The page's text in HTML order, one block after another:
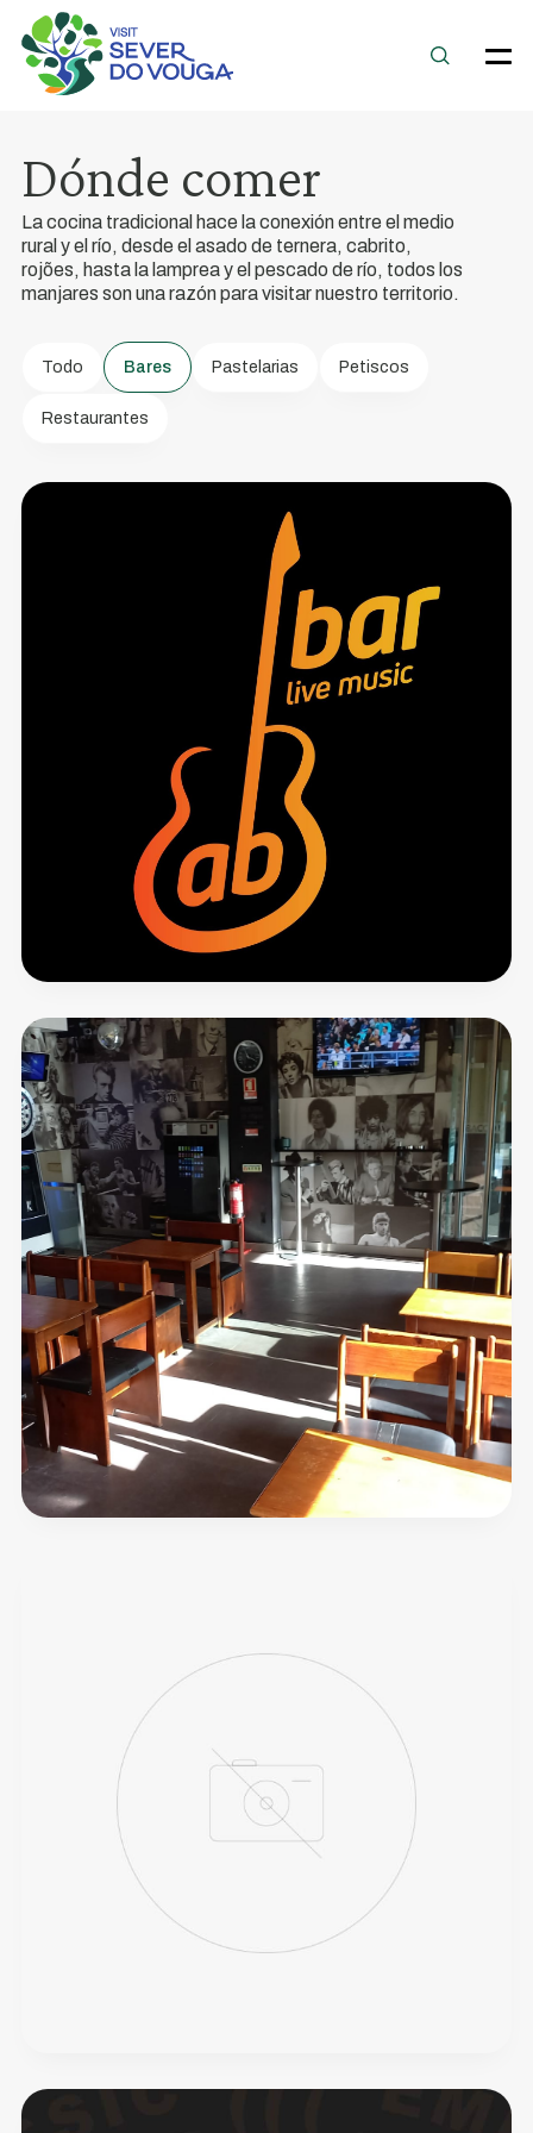
Dónde comer
La cocina tradicional hace la conexión entre el medio
rural y el río, desde el asado de ternera, cabrito,
rojões, hasta la lamprea y el pescado de río, todos los
manjares son una razón para visitar nuestro territorio.
Todo Bares Pastelarias Petiscos
Restaurantes
Benta
Bacco
Barbat